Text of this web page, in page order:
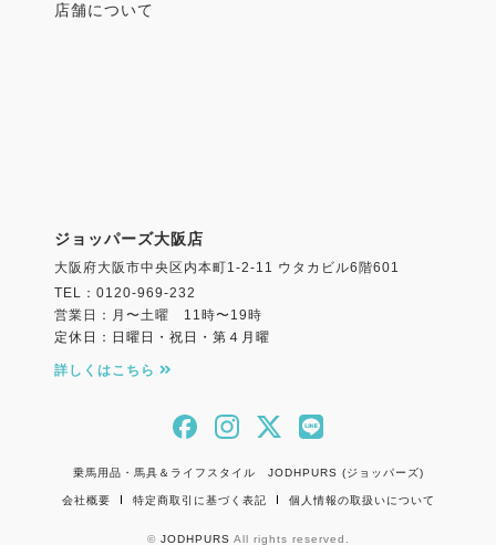
店舗について
ジョッパーズ大阪店
大阪府大阪市中央区内本町1-2-11 ウタカビル6階601
TEL：0120-969-232
営業日：月〜土曜 11時〜19時
定休日：日曜日・祝日・第４月曜
詳しくはこちら
乗馬用品・馬具＆ライフスタイル JODHPURS (ジョッパーズ)
会社概要 特定商取引に基づく表記 個人情報の取扱いについて
© JODHPURS All rights reserved.